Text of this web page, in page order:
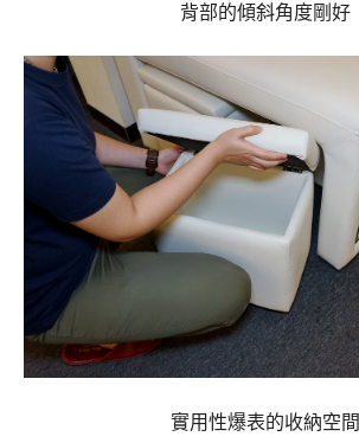
背部的傾斜角度剛好
實用性爆表的收納空間